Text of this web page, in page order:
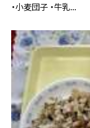
・小麦団子 ・牛乳...